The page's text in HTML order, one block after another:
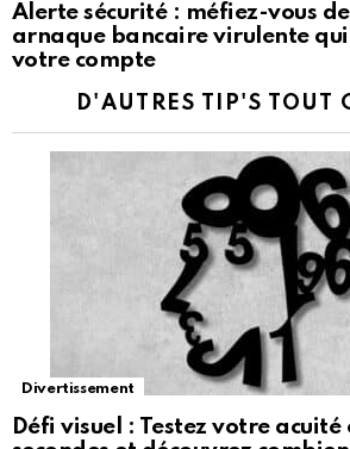
Alerte sécurité : méfiez-vous
arnaque bancaire virulente
votre compte
D'AUTRES TIP'S TOUT
Divertissement
Défi visuel : Testez votre acuité